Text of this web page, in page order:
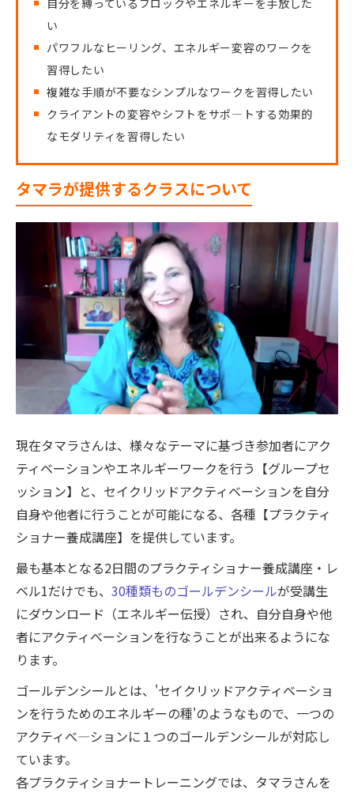
自分を縛っているブロックやエネルギーを手放した
い
パワフルなヒーリング、エネルギー変容のワークを
習得したい
複雑な手順が不要なシンプルなワークを習得したい
クライアントの変容やシフトをサポ―トする効果的
なモダリティを習得したい
タマラが提供するクラスについて
現在タマラさんは、様々なテーマに基づき参加者にアク
ティベーションやエネルギーワークを行う【グループセ
ッション】と、セイクリッドアクティベーションを自分
自身や他者に行うことが可能になる、各種【プラクティ
ショナー養成講座】を提供しています。
最も基本となる2日間のプラクティショナー養成講座・レ
ベル1だけでも、 30種類ものゴールデンシールが受講生
にダウンロード（エネルギー伝授）され、自分自身や他
者にアクティベーションを行なうことが出来るようにな
ります。
ゴールデンシールとは、'セイクリッドアクティベーショ
ンを行うためのエネルギーの種'のようなもので、一つの
アクティべ―ションに１つのゴールデンシールが対応し
ています。
各プラクティショナートレーニングでは、タマラさんを